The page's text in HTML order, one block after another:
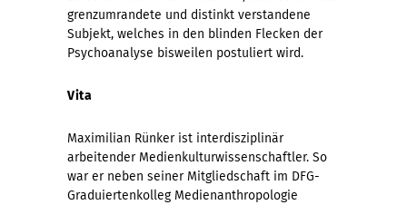
grenzumrandete und distinkt verstandene
Subjekt, welches in den blinden Flecken der
Psychoanalyse bisweilen postuliert wird.
Vita
Maximilian Rünker ist interdisziplinär
arbeitender Medienkulturwissenschaftler. So
war er neben seiner Mitgliedschaft im DFG-
Graduiertenkolleg Medienanthropologie